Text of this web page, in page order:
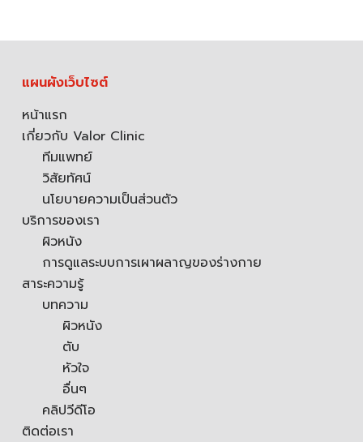
แผนผังเว็บไซต์
หน้าแรก
เกี่ยวกับ Valor Clinic
ทีมแพทย์
วิสัยทัศน์
นโยบายความเป็นส่วนตัว
บริการของเรา
ผิวหนัง
การดูแลระบบการเผาผลาญของร่างกาย
สาระความรู้
บทความ
ผิวหนัง
ตับ
หัวใจ
อื่นๆ
คลิปวีดีโอ
ติดต่อเรา